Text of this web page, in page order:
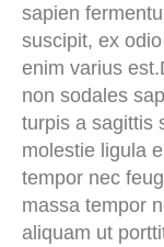
sapien
suscipit, ex
enim varius
non sodales
turpis a sagittis
molestie ligula
tempor nec
massa tempor
aliquam ut